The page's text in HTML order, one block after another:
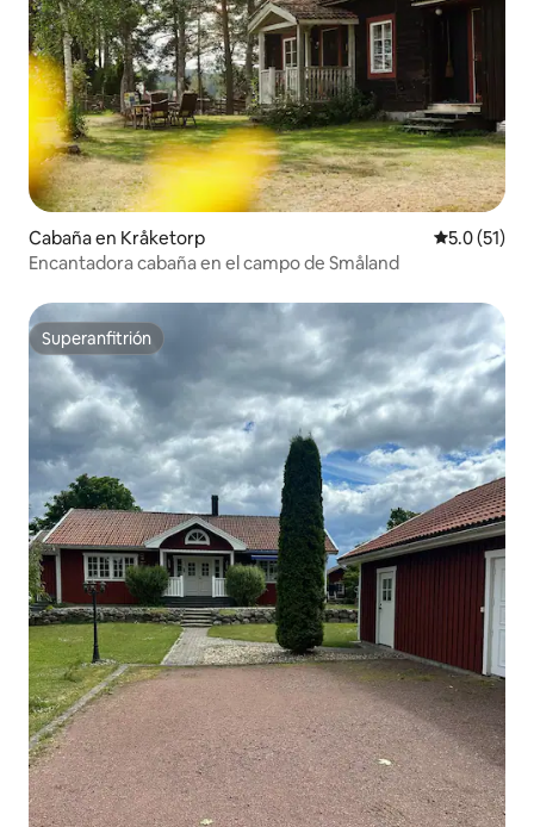
Cabaña en Kråketorp Calificación
5.0 (51)
Encantadora cabaña en el campo de Småland
Superanfitrión
Superanfitrión